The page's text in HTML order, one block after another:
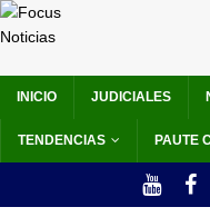
INICIO JUDICIALES
TENDENCIAS PAUTE